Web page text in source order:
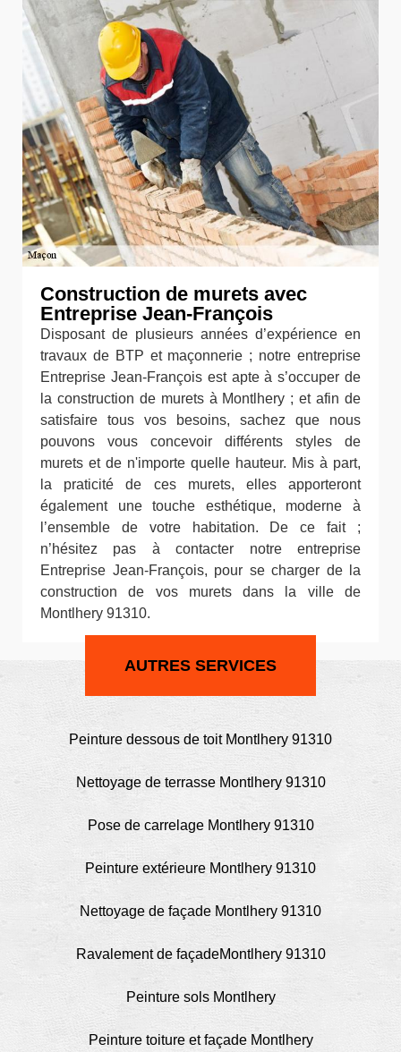
Construction de murets avec
Entreprise Jean-François
Disposant de plusieurs années d’expérience en
travaux de BTP et maçonnerie ; notre entreprise
Entreprise Jean-François est apte à s’occuper de
la construction de murets à Montlhery ; et afin de
satisfaire tous vos besoins, sachez que nous
pouvons vous concevoir différents styles de
murets et de n'importe quelle hauteur. Mis à part,
la praticité de ces murets, elles apporteront
également une touche esthétique, moderne à
l’ensemble de votre habitation. De ce fait ;
n’hésitez pas à contacter notre entreprise
Entreprise Jean-François, pour se charger de la
construction de vos murets dans la ville de
Montlhery 91310.
AUTRES SERVICES
Peinture dessous de toit Montlhery 91310
Nettoyage de terrasse Montlhery 91310
Pose de carrelage Montlhery 91310
Peinture extérieure Montlhery 91310
Nettoyage de façade Montlhery 91310
Ravalement de façadeMontlhery 91310
Peinture sols Montlhery
Peinture toiture et façade Montlhery